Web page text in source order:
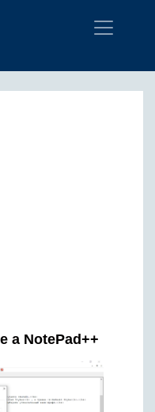
a NotePad++